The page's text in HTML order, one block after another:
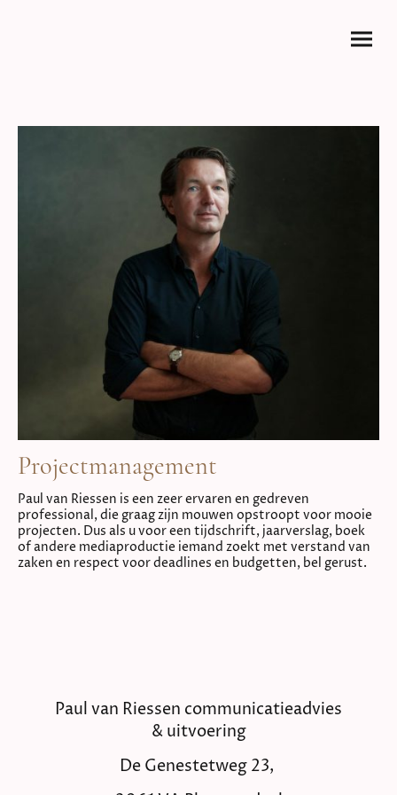
Projectmanagement
Paul van Riessen is een zeer ervaren en gedreven
professional, die graag zijn mouwen opstroopt voor mooie
projecten. Dus als u voor een tijdschrift, jaarverslag, boek
of andere mediaproductie iemand zoekt met verstand van
zaken en respect voor deadlines en budgetten, bel gerust.
Paul van Riessen communicatieadvies
& uitvoering
De Genestetweg 23,